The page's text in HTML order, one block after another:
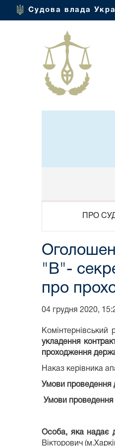
Судова влада
ПРО
"В"-
про
04 грудня 2020,
укладення
проходження
Наказ керівника
Умови проведення
Умови проведення
Особа, яка надає
Вікторович